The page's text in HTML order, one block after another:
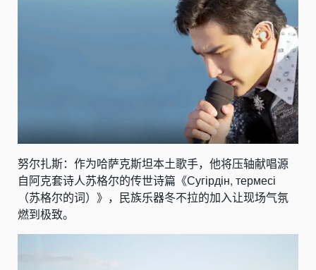
努尔扎斯：作为哈萨克斯坦本土歌手，他将压轴献唱源
自阿克套诗人苏格尔的传世诗篇《Сугірдін, термесі
（苏格尔的词）》，民族乐器冬不拉的加入让现场气氛
燃到极致。